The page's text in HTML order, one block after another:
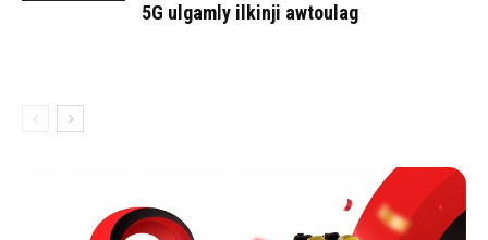
5G ulgamly ilkinji awtoulag